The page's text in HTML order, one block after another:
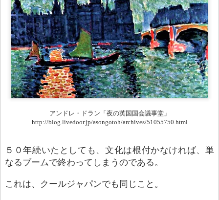
アンドレ・ドラン「夜の英国国会議事堂」
http://blog.livedoor.jp/asongotoh/archives/51055750.html
５０年続いたとしても、文化は根付かなければ、単
なるブームで終わってしまうのである。
これは、クールジャパンでも同じこと。